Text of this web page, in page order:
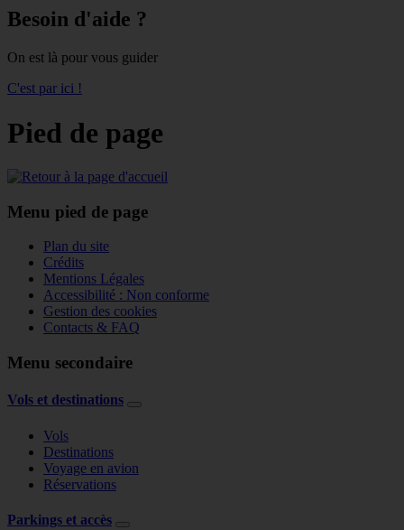
Besoin d'aide ?
On est là pour vous guider
C'est par ici !
Pied de page
Menu pied de page
Plan du site
Crédits
Mentions Légales
Accessibilité : Non conforme
Gestion des cookies
Contacts & FAQ
Menu secondaire
Vols et destinations
Vols
Destinations
Voyage en avion
Réservations
Parkings et accès